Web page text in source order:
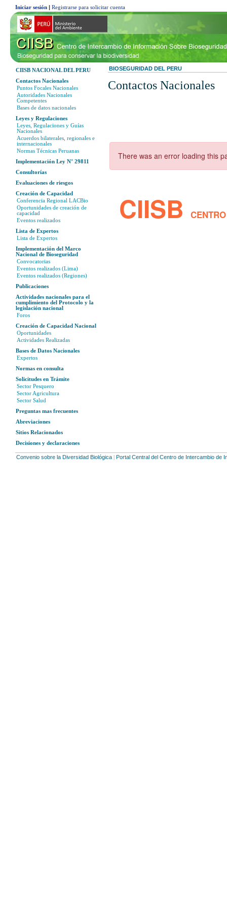
Iniciar sesión | Registrarse para solicitar cuenta
CIISB NACIONAL DEL PERU
Contactos Nacionales
Puntos Focales Nacionales
Autoridades Nacionales
Competentes
Bases de datos nacionales
Leyes y Regulaciones
Leyes, Regulaciones y Guías
Nacionales
Acuerdos bilaterales, regionales e
internacionales
Normas Técnicas Peruanas
Implementación Ley N° 29811
Consultorías
Evaluaciones de riesgos
Creación de Capacidad
Conferencia Regional LACBio
Oportunidades de creación de
capacidad
Eventos realizados
Lista de Expertos
Lista de Expertos
Implementación del Marco
Nacional de Bioseguridad
Convocatorias
Eventos realizados (Lima)
Eventos realizados (Regiones)
Publicaciones
Actividades nacionales para el
cumplimiento del Protocolo y la
legislación nacional
Foros
Creación de Capacidad Nacional
Oportunidades
Actividades Realizadas
Bases de Datos Nacionales
Expertos
Normas en consulta
Solicitudes en Trámite
Sector Pesquero
Sector Agricultura
Sector Salud
Preguntas mas frecuentes
Abreviaciones
Sitios Relacionados
Decisiones y declaraciones
BIOSEGURIDAD DEL PERU
Contactos Nacionales
Convenio sobre la Diversidad Biológica Portal Central del Centro de Intercambio de